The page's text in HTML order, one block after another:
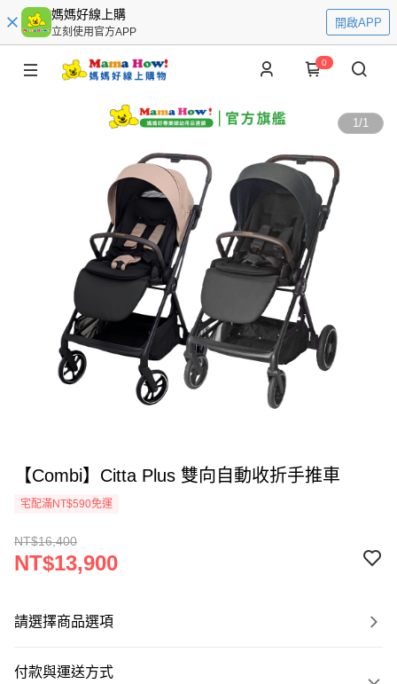
媽媽好線上購
立刻使用官方APP
開啟APP
0
1/1
【Combi】Citta Plus 雙向自動收折手推車
宅配滿NT$590免運
NT$16,400
NT$13,900
請選擇商品選項
付款與運送方式